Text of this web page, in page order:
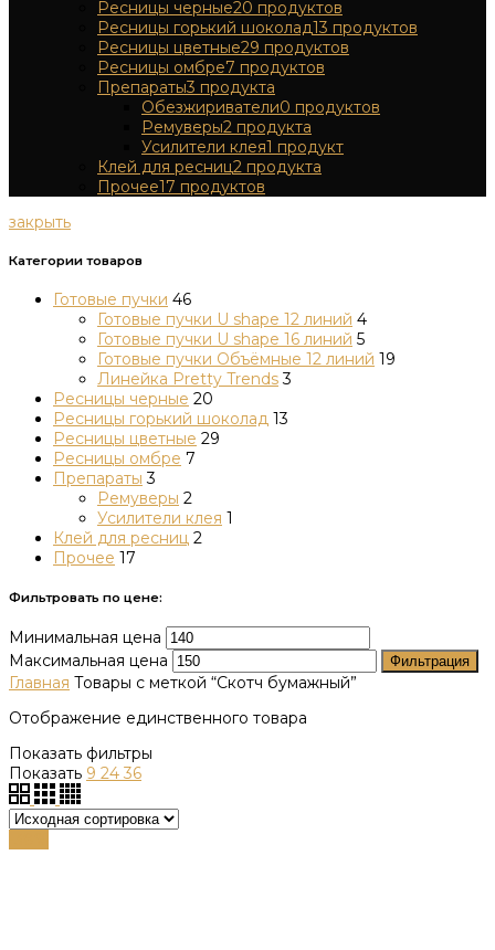
Ресницы черные20 продуктов
Ресницы горький шоколад13 продуктов
Ресницы цветные29 продуктов
Ресницы омбре7 продуктов
Препараты3 продукта
Обезжириватели0 продуктов
Ремуверы2 продукта
Усилители клея1 продукт
Клей для ресниц2 продукта
Прочее17 продуктов
закрыть
Категории товаров
Готовые пучки 46
Готовые пучки U shape 12 линий 4
Готовые пучки U shape 16 линий 5
Готовые пучки Объёмные 12 линий 19
Линейка Pretty Trends 3
Ресницы черные 20
Ресницы горький шоколад 13
Ресницы цветные 29
Ресницы омбре 7
Препараты 3
Ремуверы 2
Усилители клея 1
Клей для ресниц 2
Прочее 17
Фильтровать по цене:
Минимальная цена
Максимальная цена
Фильтрация
Главная Товары с меткой “Скотч бумажный”
Отображение единственного товара
Показать фильтры
Показать 9 24 36